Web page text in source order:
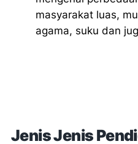
masyarakat luas,
agama, suku dan
Jenis Jenis